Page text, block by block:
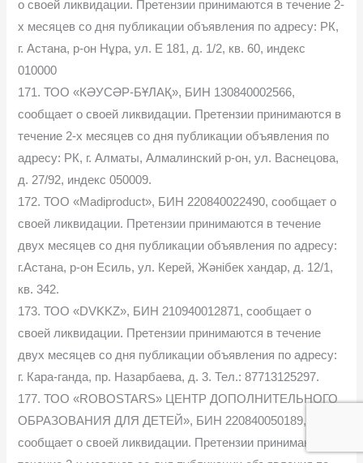
о своей ликвидации. Претензии принимаются в течение 2-
х месяцев со дня публикации объявления по адресу: РК,
г. Астана, р-он Нұра, ул. Е 181, д. 1/2, кв. 60, индекс
010000
171. ТОО «КӘУСӘР-БҰЛАҚ», БИН 130840002566,
сообщает о своей ликвидации. Претензии принимаются в
течение 2-х месяцев со дня публикации объявления по
адресу: РК, г. Алматы, Алмалинский р-он, ул. Васнецова,
д. 27/92, индекс 050009.
172. ТОО «Madiproduct», БИН 220840022490, сообщает о
своей ликвидации. Претензии принимаются в течение
двух месяцев со дня публикации объявления по адресу:
г.Астана, р-он Есиль, ул. Керей, Жәнібек хандар, д. 12/1,
кв. 342.
173. ТОО «DVKKZ», БИН 210940012871, сообщает о
своей ликвидации. Претензии принимаются в течение
двух месяцев со дня публикации объявления по адресу:
г. Кара-ганда, пр. Назарбаева, д. 3. Тел.: 87713125297.
177. ТОО «ROBOSTARS» ЦЕНТР ДОПОЛНИТЕЛЬНОГО
ОБРАЗОВАНИЯ ДЛЯ ДЕТЕЙ», БИН 220840050189,
сообщает о своей ликвидации. Претензии принимаются в